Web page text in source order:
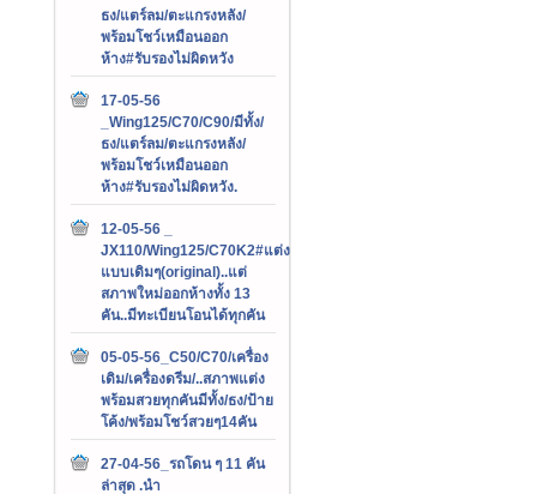
ธง/แตร์ลม/ตะแกรงหลัง/
พร้อมโชว์เหมือนออก
ห้าง#รับรองไม่ผิดหวัง
17-05-56
_Wing125/C70/C90/มีทั้ง/
ธง/แตร์ลม/ตะแกรงหลัง/
พร้อมโชว์เหมือนออก
ห้าง#รับรองไม่ผิดหวัง.
12-05-56 _
JX110/Wing125/C70K2#แต่ง
แบบเดิมๆ(original)..แต่
สภาพใหม่ออกห้างทั้ง 13
คัน..มีทะเบียนโอนได้ทุกคัน
05-05-56_C50/C70/เครื่อง
เดิม/เครื่องดรีม/..สภาพแต่ง
พร้อมสวยทุกคันมีทั้ง/ธง/ป้าย
โค้ง/พร้อมโชว์สวยๆ14คัน
27-04-56_รถโดน ๆ 11 คัน
ล่าสุด .นำ